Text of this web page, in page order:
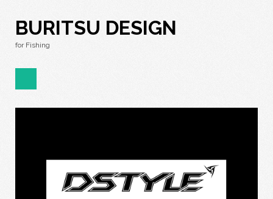
BURITSU DESIGN
for Fishing